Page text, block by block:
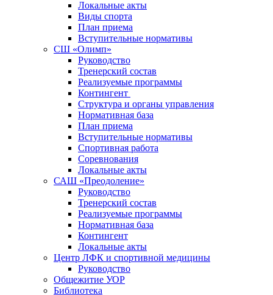
Локальные акты
Виды спорта
План приема
Вступительные нормативы
СШ «Олимп»
Руководство
Тренерский состав
Реализуемые программы
Контингент
Структура и органы управления
Нормативная база
План приема
Вступительные нормативы
Спортивная работа
Соревнования
Локальные акты
САШ «Преодоление»
Руководство
Тренерский состав
Реализуемые программы
Нормативная база
Контингент
Локальные акты
Центр ЛФК и спортивной медицины
Руководство
Общежитие УОР
Библиотека